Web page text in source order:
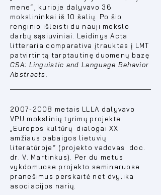
mene“, kurioje dalyvavo 36
mokslininkai iš 10 šalių. Po šio
renginio išleisti du nauji mokslo
darbų sąsiuviniai. Leidinys Acta
litteraria comparativa įtrauktas į LMT
patvirtintą tarptautinę duomenų bazę
CSA: Linguistic and Language Behavior
Abstracts.
2007-2008 metais LLLA dalyvavo
VPU mokslinių tyrimų projekte
„Europos kultūrų dialogai XX
amžiaus pabaigos lietuvių
literatūroje“ (projekto vadovas doc.
dr. V. Martinkus). Per du metus
vykdomuose projekto seminaruose
pranešimus perskaitė net dvylika
asociacijos narių.